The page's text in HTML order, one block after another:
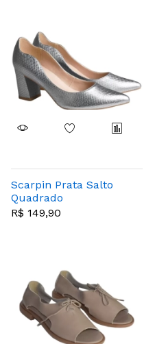
Scarpin Prata Salto
Quadrado
R$ 149,90